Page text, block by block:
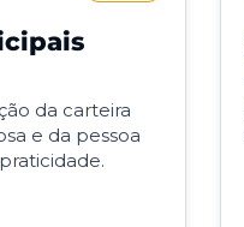
da carteira
e da pessoa